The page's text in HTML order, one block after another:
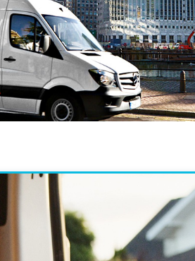
megbeszéltek
és
” Teljesen elegedett
vagyok a HUNPARCEL